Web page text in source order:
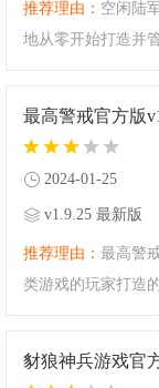
推荐理由： 空闲陆
地从零开始打造并
同时训练士兵。通
最高警戒官方版
2024-01-25
v1.9.25 最新版
推荐理由： 最高警
类游戏的玩家打造
能够畅爽无忧的体
豺狼神兵游戏官